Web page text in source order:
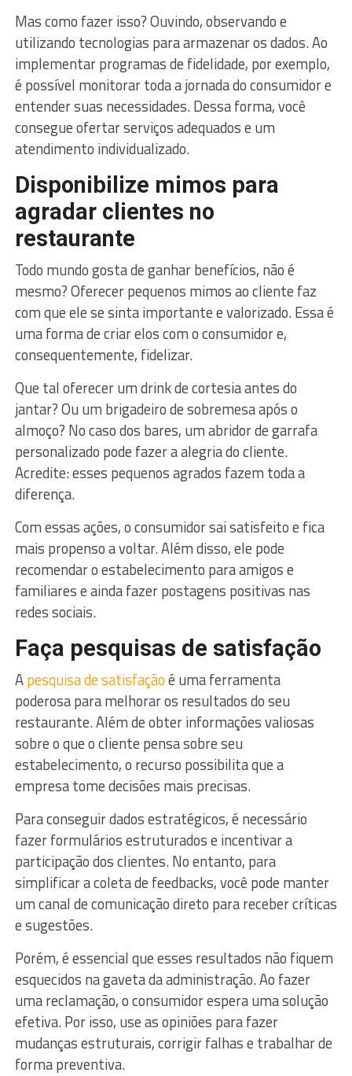
Mas como fazer isso? Ouvindo, observando e
utilizando tecnologias para armazenar os dados. Ao
implementar programas de fidelidade, por exemplo,
é possível monitorar toda a jornada do consumidor e
entender suas necessidades. Dessa forma, você
consegue ofertar serviços adequados e um
atendimento individualizado.
Disponibilize mimos para
agradar clientes no
restaurante
Todo mundo gosta de ganhar benefícios, não é
mesmo? Oferecer pequenos mimos ao cliente faz
com que ele se sinta importante e valorizado. Essa é
uma forma de criar elos com o consumidor e,
consequentemente, fidelizar.
Que tal oferecer um drink de cortesia antes do
jantar? Ou um brigadeiro de sobremesa após o
almoço? No caso dos bares, um abridor de garrafa
personalizado pode fazer a alegria do cliente.
Acredite: esses pequenos agrados fazem toda a
diferença.
Com essas ações, o consumidor sai satisfeito e fica
mais propenso a voltar. Além disso, ele pode
recomendar o estabelecimento para amigos e
familiares e ainda fazer postagens positivas nas
redes sociais.
Faça pesquisas de satisfação
Apesquisa de satisfaçãoé uma ferramenta
poderosa para melhorar os resultados do seu
restaurante. Além de obter informações valiosas
sobre o que o cliente pensa sobre seu
estabelecimento, o recurso possibilita que a
empresa tome decisões mais precisas.
Para conseguir dados estratégicos, é necessário
fazer formulários estruturados e incentivar a
participação dos clientes. No entanto, para
simplificar a coleta de feedbacks, você pode manter
um canal de comunicação direto para receber críticas
e sugestões.
Porém, é essencial que esses resultados não fiquem
esquecidos na gaveta da administração. Ao fazer
uma reclamação, o consumidor espera uma solução
efetiva. Por isso, use as opiniões para fazer
mudanças estruturais, corrigir falhas e trabalhar de
forma preventiva.